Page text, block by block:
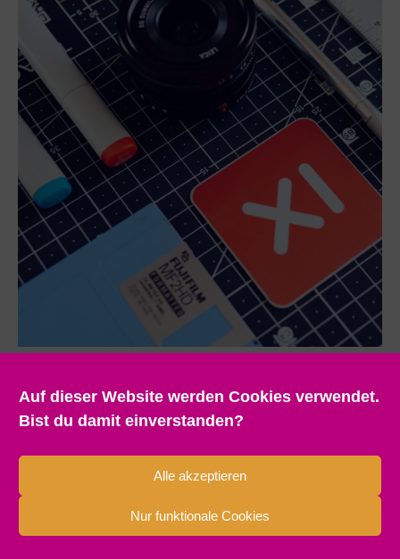
Auf dieser Website werden Cookies verwendet.
Bist du damit einverstanden?
Alle akzeptieren
Nur funktionale Cookies